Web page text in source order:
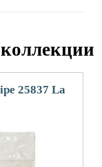
25837 La